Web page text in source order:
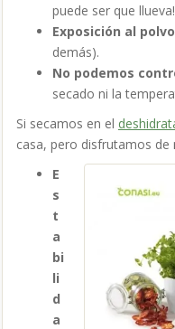
puede ser que llueva!
Exposición al
demás).
No podemos
secado ni la
Si secamos en el
casa, pero disfrutamos de
E
s
t
a
bi
li
d
a